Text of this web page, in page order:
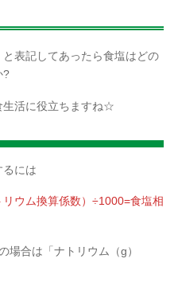
表記してあったら食塩はどの
?
生活に役立ちますね☆
には
ウム換算係数）÷1000=食塩相
合は「ナトリウム（g）